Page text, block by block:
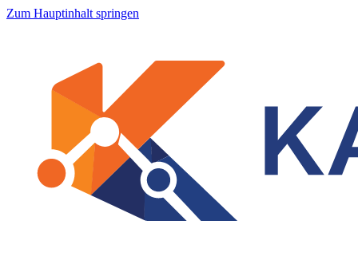
Zum Hauptinhalt springen